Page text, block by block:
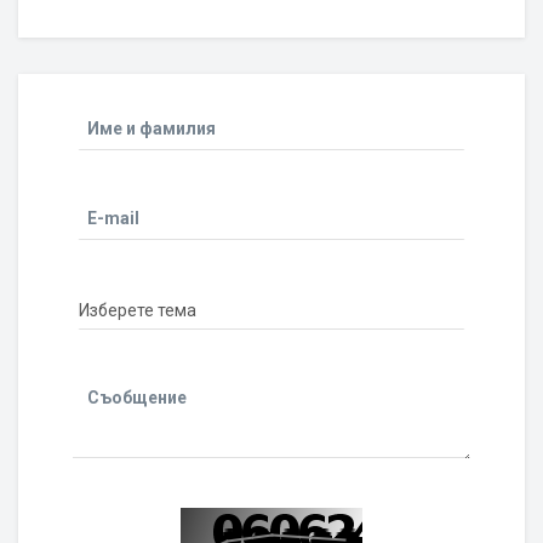
Име и фамилия
E-mail
Съобщение